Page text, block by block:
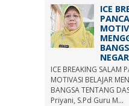
ICE
ICE BREAKING SALAM
MOTIVASI BELAJAR
BANGSA TENTANG
Priyani, S.Pd Guru M...